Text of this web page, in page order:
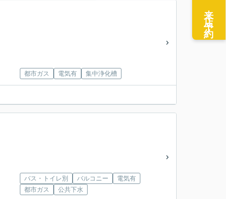
都市ガス 電気有 集中浄化槽
バス・トイレ別 バルコニー
電気有
都市ガス
公共下水
来店予約